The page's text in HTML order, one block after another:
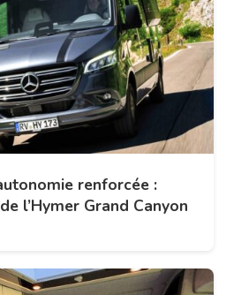
renforcée :
l’Hymer Grand Canyon